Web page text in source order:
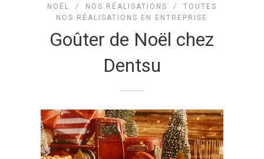
NOËL
/ NOS RÉALISATIONS / TOUTES
NOS RÉALISATIONS EN ENTREPRISE
Goûter de Noël chez
Dentsu